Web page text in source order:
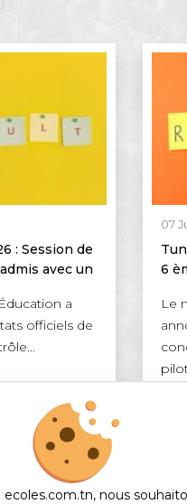
: Session de
avec un
a
officiels de
07
6
Le
nous